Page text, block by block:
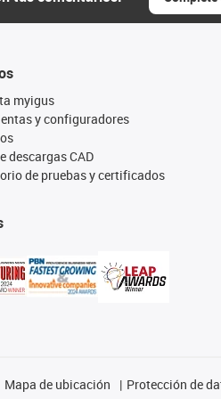
myigus
y configuradores
descargas CAD
de pruebas y certificados
Mapa de ubicación Protección de